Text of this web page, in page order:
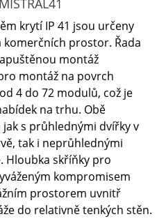
krytí IP 41 jsou určeny
prostor. Řada
montáž
montáž na povrch
4 do 72 modulů, což je
na trhu. Obě
s průhlednými dvířky v
tak i neprůhlednými
Hloubka skříňky pro
kompromisem
prostorem uvnitř
do relativně tenkých stěn.